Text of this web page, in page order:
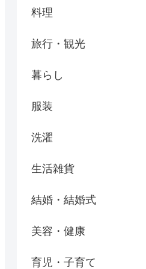
料理
旅行・観光
暮らし
服装
洗濯
生活雑貨
結婚・結婚式
美容・健康
育児・子育て